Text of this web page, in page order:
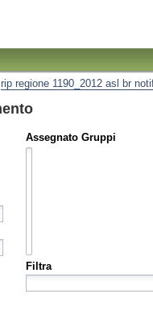
rip regione 1190_2012 asl br
Assegnato Gruppi
Filtra